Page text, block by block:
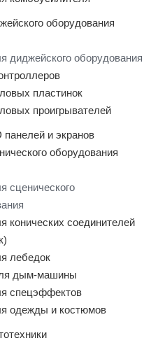
оборудования
диджейского оборудования
пластинок
проигрывателей
и экранов
оборудования
сценического
конических соединителей
лебедок
дым-машины
спецэффектов
одежды и костюмов